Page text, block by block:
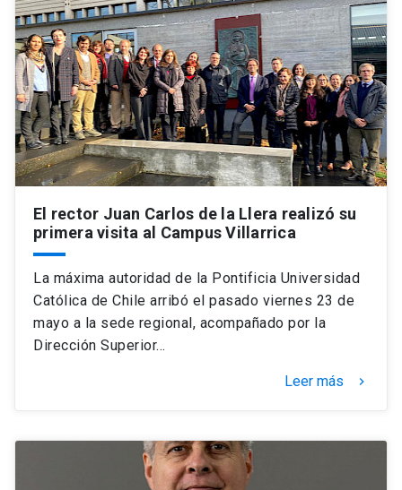
El rector Juan Carlos de la Llera realizó su
primera visita al Campus Villarrica
La máxima autoridad de la Pontificia Universidad
Católica de Chile arribó el pasado viernes 23 de
mayo a la sede regional, acompañado por la
Dirección Superior…
Leer más keyboard_arrow_right